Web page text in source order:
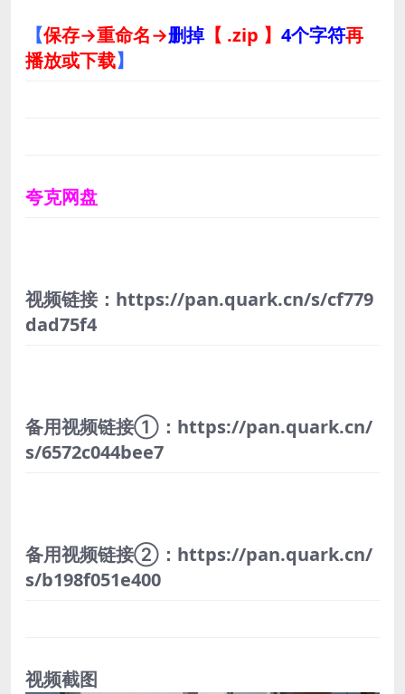
【保存→重命名→删掉【 .zip 】 4个字符再
播放或下载】
夸克网盘
视频链接：https://pan.quark.cn/s/cf779
dad75f4
备用视频链接①：https://pan.quark.cn/
s/6572c044bee7
备用视频链接②：https://pan.quark.cn/
s/b198f051e400
视频截图